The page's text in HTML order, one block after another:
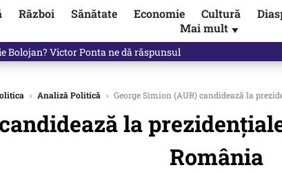
Război Sănătate Economie Cultură
Mai mult ▼
Bolojan? Victor Ponta ne dă răspunsul
› Analiză Politică › George Simion (AUR) candidează la
la
România